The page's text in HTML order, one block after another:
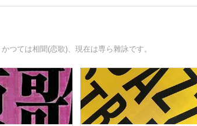
つては相聞(恋歌)、現在は専ら雜詠です。